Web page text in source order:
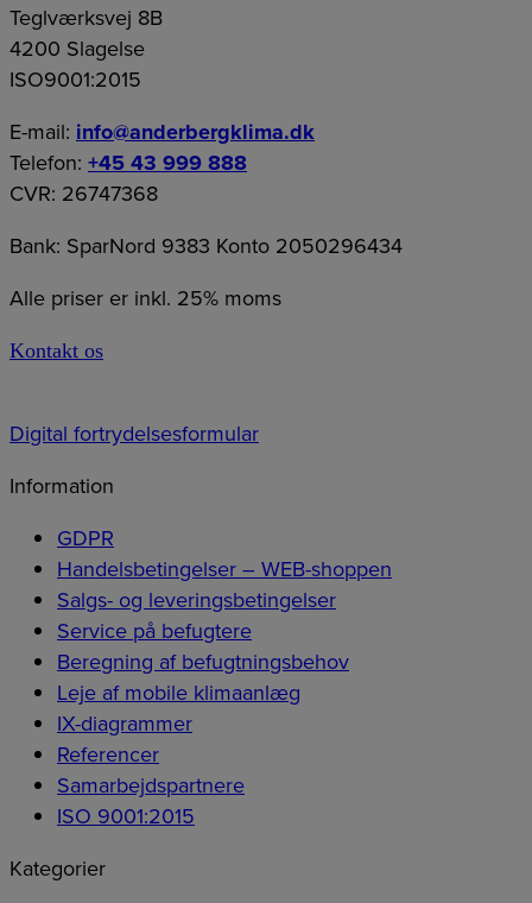
Teglværksvej 8B
4200 Slagelse
ISO9001:2015
E-mail: info@anderbergklima.dk
Telefon: +45 43 999 888
CVR: 26747368
Bank: SparNord 9383 Konto 2050296434
Alle priser er inkl. 25% moms
Kontakt os
Digital fortrydelsesformular
Information
GDPR
Handelsbetingelser – WEB-shoppen
Salgs- og leveringsbetingelser
Service på befugtere
Beregning af befugtningsbehov
Leje af mobile klimaanlæg
IX-diagrammer
Referencer
Samarbejdspartnere
ISO 9001:2015
Kategorier